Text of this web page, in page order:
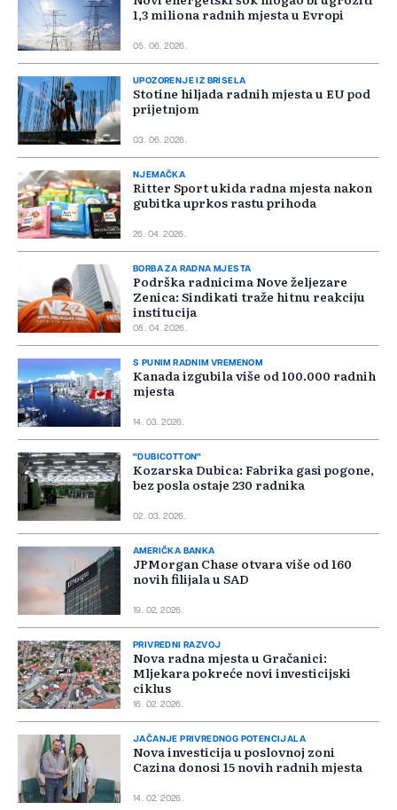
1,3 miliona radnih mjesta u Evropi
05. 06. 2026.
UPOZORENJE IZ BRISELA
Stotine hiljada radnih mjesta u EU pod
prijetnjom
03. 06. 2026.
NJEMAČKA
Ritter Sport ukida radna mjesta nakon
gubitka uprkos rastu prihoda
26. 04. 2026.
BORBA ZA RADNA MJESTA
Podrška radnicima Nove željezare
Zenica: Sindikati traže hitnu reakciju
institucija
08. 04. 2026.
S PUNIM RADNIM VREMENOM
Kanada izgubila više od 100.000 radnih
mjesta
14. 03. 2026.
"DUBICOTTON"
Kozarska Dubica: Fabrika gasi pogone,
bez posla ostaje 230 radnika
02. 03. 2026.
AMERIČKA BANKA
JPMorgan Chase otvara više od 160
novih filijala u SAD
19. 02. 2026.
PRIVREDNI RAZVOJ
Nova radna mjesta u Gračanici:
Mljekara pokreće novi investicijski
ciklus
16. 02. 2026.
JAČANJE PRIVREDNOG POTENCIJALA
Nova investicija u poslovnoj zoni
Cazina donosi 15 novih radnih mjesta
14. 02. 2026.